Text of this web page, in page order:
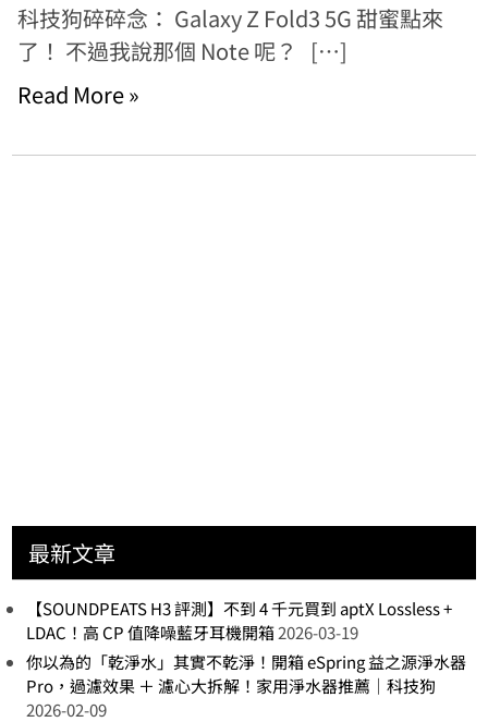
科技狗碎碎念： Galaxy Z Fold3 5G 甜蜜點來
了！ 不過我說那個 Note 呢？ […]
Read More »
最新文章
【SOUNDPEATS H3 評測】不到 4 千元買到 aptX Lossless +
LDAC！高 CP 值降噪藍牙耳機開箱2026-03-19
你以為的「乾淨水」其實不乾淨！開箱 eSpring 益之源淨水器
Pro，過濾效果 ＋ 濾心大拆解！家用淨水器推薦｜科技狗
2026-02-09